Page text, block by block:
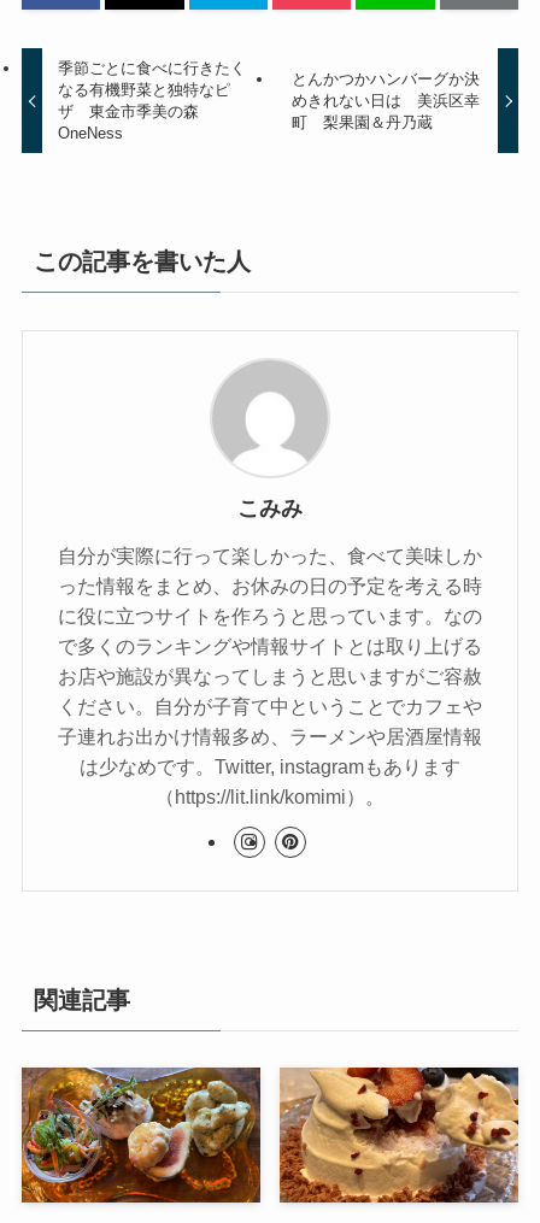
季節ごとに食べに行きたく
なる有機野菜と独特なピ
ザ 東金市季美の森
OneNess
とんかつかハンバーグか決
めきれない日は 美浜区幸
町 梨果園＆丹乃蔵
この記事を書いた人
こみみ
自分が実際に行って楽しかった、食べて美味しか
った情報をまとめ、お休みの日の予定を考える時
に役に立つサイトを作ろうと思っています。なの
で多くのランキングや情報サイトとは取り上げる
お店や施設が異なってしまうと思いますがご容赦
ください。自分が子育て中ということでカフェや
子連れお出かけ情報多め、ラーメンや居酒屋情報
は少なめです。Twitter, instagramもあります
（https://lit.link/komimi）。
関連記事